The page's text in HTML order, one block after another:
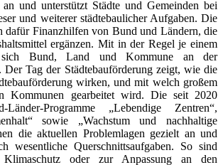
an und unterstützt Städte und Gemeinden bei
und weiterer städtebaulicher Aufgaben. Die
dafür Finanzhilfen von Bund und Ländern, die
ergänzen. Mit in der Regel je einem
Bund, Land und Kommune an der
Der Tag der Städtebauförderung zeigt, wie die
wirken, und mit welch großem
Kommunen gearbeitet wird. Die seit 2020
Länder-Programme „Lebendige Zentren“,
sowie „Wachstum und nachhaltige
die aktuellen Problemlagen gezielt an und
wesentliche Querschnittsaufgaben. So sind
Klimaschutz oder zur Anpassung an den